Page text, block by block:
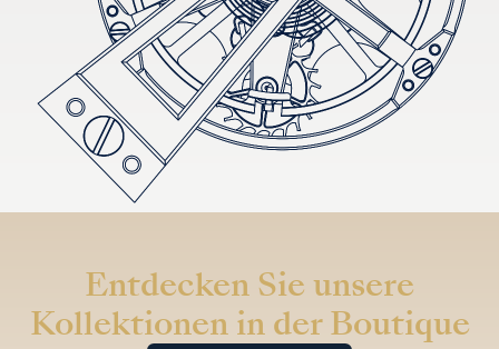
Entdecken Sie unsere
Kollektionen in der Boutique